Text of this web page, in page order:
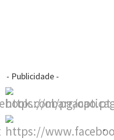
- Publicidade -
-